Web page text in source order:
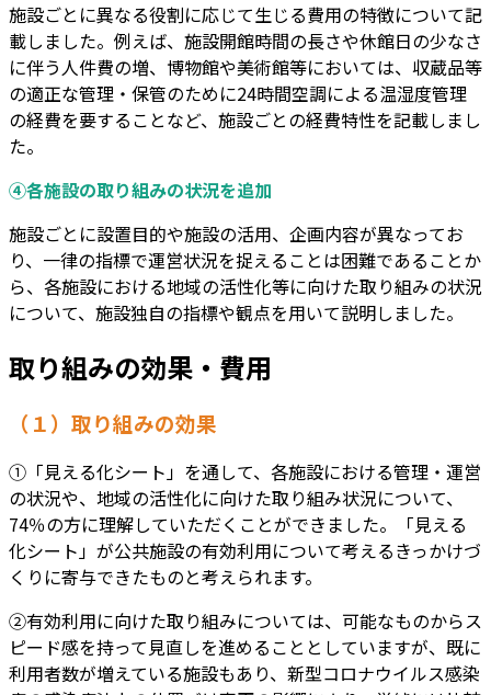
施設ごとに異なる役割に応じて生じる費用の特徴について記
載しました。例えば、施設開館時間の長さや休館日の少なさ
に伴う人件費の増、博物館や美術館等においては、収蔵品等
の適正な管理・保管のために24時間空調による温湿度管理
の経費を要することなど、施設ごとの経費特性を記載しまし
た。
④各施設の取り組みの状況を追加
施設ごとに設置目的や施設の活用、企画内容が異なってお
り、一律の指標で運営状況を捉えることは困難であることか
ら、各施設における地域の活性化等に向けた取り組みの状況
について、施設独自の指標や観点を用いて説明しました。
取り組みの効果・費用
（１）取り組みの効果
①「見える化シート」を通して、各施設における管理・運営
の状況や、地域の活性化に向けた取り組み状況について、
74％の方に理解していただくことができました。「見える
化シート」が公共施設の有効利用について考えるきっかけづ
くりに寄与できたものと考えられます。
②有効利用に向けた取り組みについては、可能なものからス
ピード感を持って見直しを進めることとしていますが、既に
利用者数が増えている施設もあり、新型コロナウイルス感染